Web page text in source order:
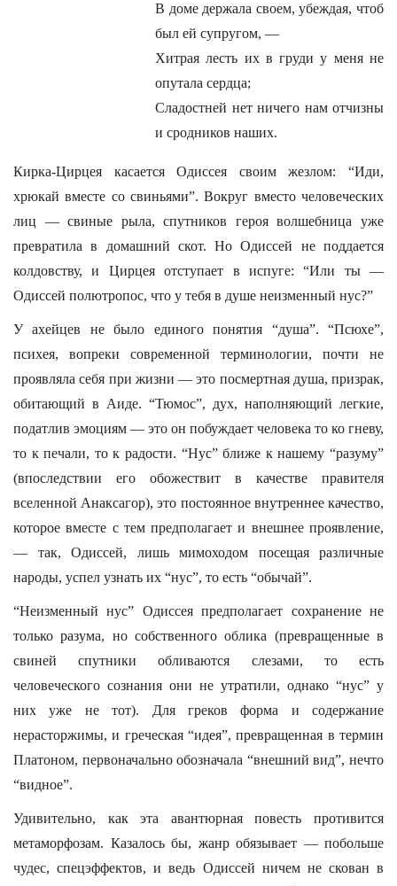
В доме держала своем, убеждая, чтоб
был ей супругом, —
Хитрая лесть их в груди у меня не
опутала сердца;
Сладостней нет ничего нам отчизны
и сродников наших.
Кирка-Цирцея касается Одиссея своим жезлом: “Иди,
хрюкай вместе со свиньями”. Вокруг вместо человеческих
лиц — свиные рыла, спутников героя волшебница уже
превратила в домашний скот. Но Одиссей не поддается
колдовству, и Цирцея отступает в испуге: “Или ты —
Одиссей полютропос, что у тебя в душе неизменный нус?”
У ахейцев не было единого понятия “душа”. “Псюхе”,
психея, вопреки современной терминологии, почти не
проявляла себя при жизни — это посмертная душа, призрак,
обитающий в Аиде. “Тюмос”, дух, наполняющий легкие,
податлив эмоциям — это он побуждает человека то ко гневу,
то к печали, то к радости. “Нус” ближе к нашему “разуму”
(впоследствии его обожествит в качестве правителя
вселенной Анаксагор), это постоянное внутреннее качество,
которое вместе с тем предполагает и внешнее проявление,
— так, Одиссей, лишь мимоходом посещая различные
народы, успел узнать их “нус”, то есть “обычай”.
“Неизменный нус” Одиссея предполагает сохранение не
только разума, но собственного облика (превращенные в
свиней спутники обливаются слезами, то есть
человеческого сознания они не утратили, однако “нус” у
них уже не тот). Для греков форма и содержание
нерасторжимы, и греческая “идея”, превращенная в термин
Платоном, первоначально обозначала “внешний вид”, нечто
“видное”.
Удивительно, как эта авантюрная повесть противится
метаморфозам. Казалось бы, жанр обязывает — побольше
чудес, спецэффектов, и ведь Одиссей ничем не скован в